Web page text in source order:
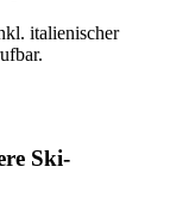
italienischer
Ski-